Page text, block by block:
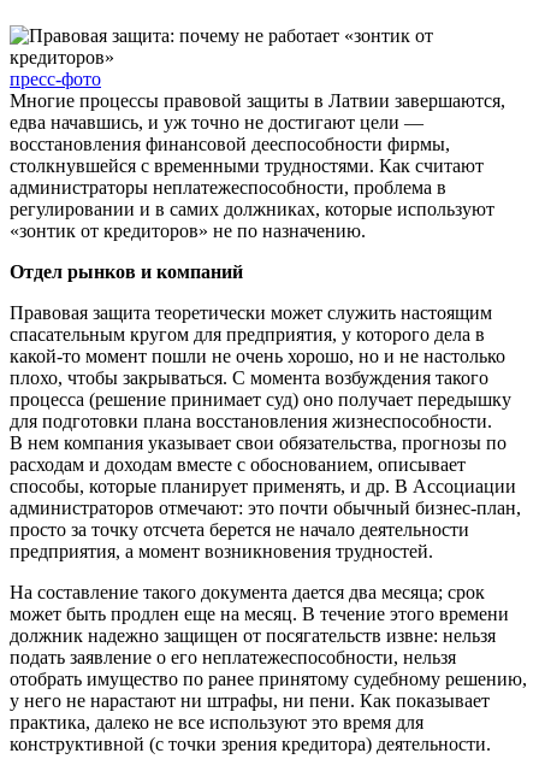
пресс-фото
Многие процессы правовой защиты в Латвии завершаются,
едва начавшись, и уж точно не достигают цели —
восстановления финансовой дееспособности фирмы,
столкнувшейся с временными трудностями. Как считают
администраторы неплатежеспособности, проблема в
регулировании и в самих должниках, которые используют
«зонтик от кредиторов» не по назначению.
Отдел рынков и компаний
Правовая защита теоретически может служить настоящим
спасательным кругом для предприятия, у которого дела в
какой-то момент пошли не очень хорошо, но и не настолько
плохо, чтобы закрываться. С момента возбуждения такого
процесса (решение принимает суд) оно получает передышку
для подготовки плана восстановления жизнеспособности.
В нем компания указывает свои обязательства, прогнозы по
расходам и доходам вместе с обоснованием, описывает
способы, которые планирует применять, и др. В Ассоциации
администраторов отмечают: это почти обычный бизнес-план,
просто за точку отсчета берется не начало деятельности
предприятия, а момент возникновения трудностей.
На составление такого документа дается два месяца; срок
может быть продлен еще на месяц. В течение этого времени
должник надежно защищен от посягательств извне: нельзя
подать заявление о его неплатежеспособности, нельзя
отобрать имущество по ранее принятому судебному решению,
у него не нарастают ни штрафы, ни пени. Как показывает
практика, далеко не все используют это время для
конструктивной (с точки зрения кредитора) деятельности.